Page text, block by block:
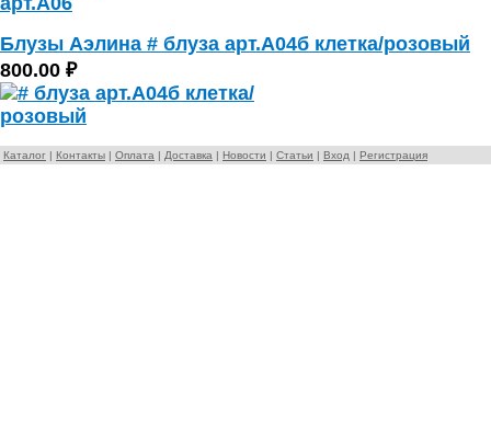
Блузы Аэлина # блуза арт.А04б клетка/розовый
800.00 ₽
Каталог | Контакты | Оплата | Доставка | Новости | Статьи | Вход | Регистрация